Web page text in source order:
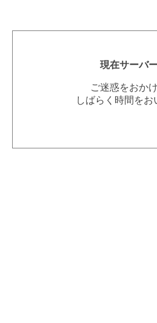
現在サーバ
ご迷惑をおか
しばらく時間を